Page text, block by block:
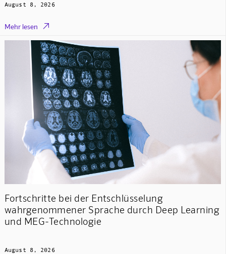
August 8, 2026
Mehr lesen 
Fortschritte bei der Entschlüsselung
wahrgenommener Sprache durch Deep Learning
und MEG-Technologie
August 8, 2026